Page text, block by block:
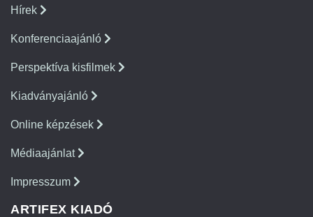
Hírek
Konferenciaajánló
Perspektíva kisfilmek
Kiadványajánló
Online képzések
Médiaajánlat
Impresszum
ARTIFEX KIADÓ